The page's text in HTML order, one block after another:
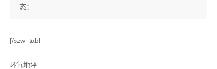
态：
[/szw_tabl
环氧地坪